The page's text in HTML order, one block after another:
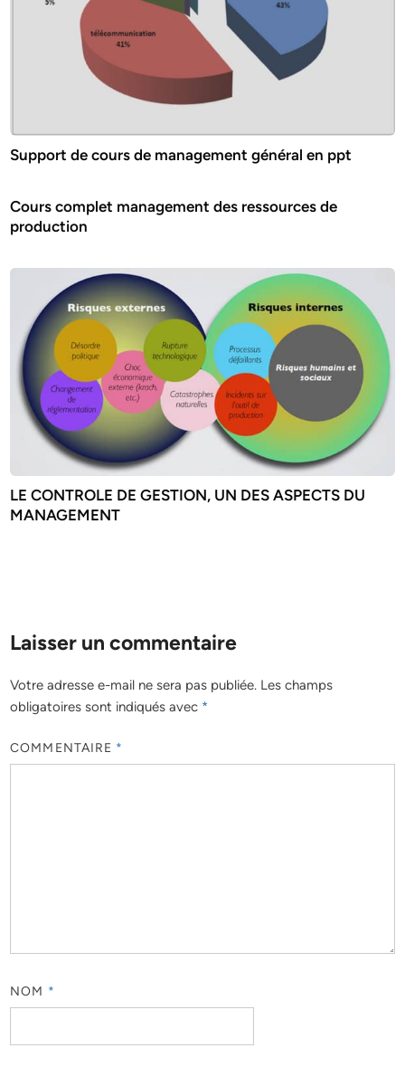
Support de cours de management général en ppt
Cours complet management des ressources de
production
LE CONTROLE DE GESTION, UN DES ASPECTS DU
MANAGEMENT
Laisser un commentaire
Votre adresse e-mail ne sera pas publiée. Les champs
obligatoires sont indiqués avec *
COMMENTAIRE *
NOM *